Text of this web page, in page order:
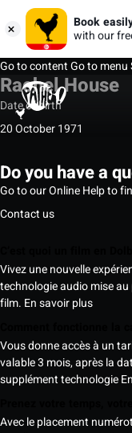
Book
with our
Go to contentGo to menu
Rachel House
Date of birth
20 October 1971
Do you have a
Go to our Online Help to
Contact us
Vivez une nouvelle
technologie audio mise
film. En savoir plus
Vous donne accès à un
valable 3 mois, après la
supplément technologie
Avec le placement